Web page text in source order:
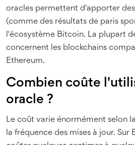
oracles permettent d'apporter
(comme des résultats de paris
l'écosystème Bitcoin. La plupart
concernent les blockchains
Ethereum.
Combien coûte
oracle ?
Le coût varie énormément selon
la fréquence des mises à jour. Sur